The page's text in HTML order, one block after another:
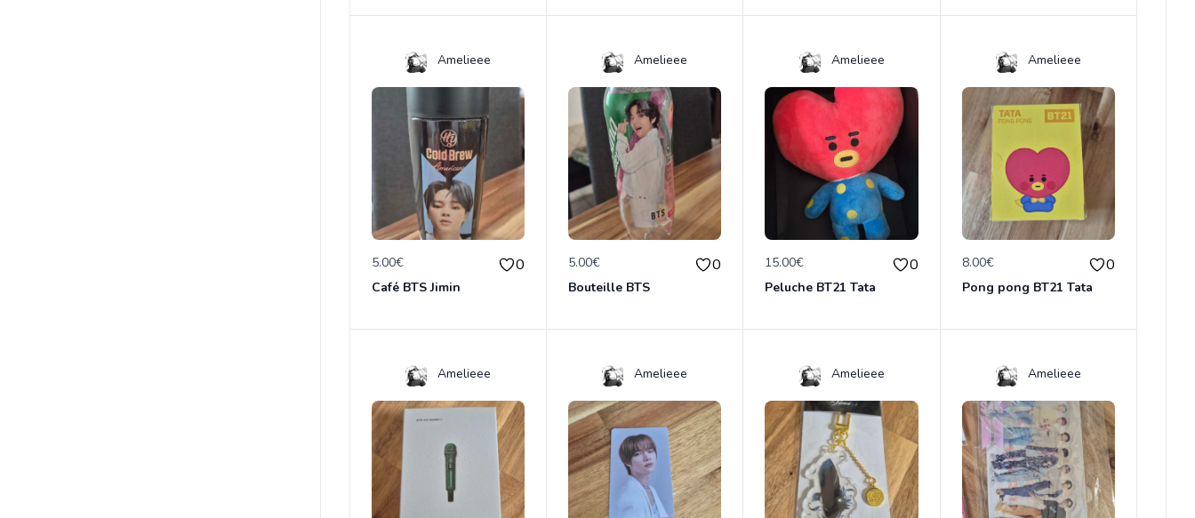
Amelieee
5.00€ 0
Café BTS Jimin
Amelieee
5.00€ 0
Bouteille BTS
Amelieee
15.00€ 0
Peluche BT21 Tata
Amelieee
8.00€ 0
Pong pong BT21 Tata
Amelieee Amelieee Amelieee Amelieee